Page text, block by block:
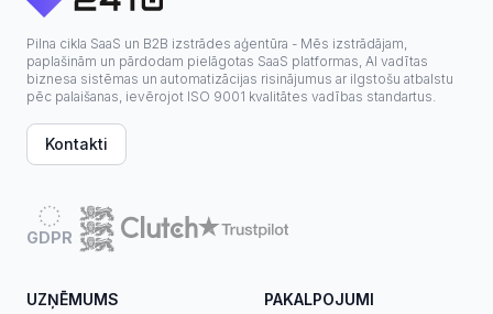
Pilna cikla SaaS un B2B izstrādes aģentūra - Mēs izstrādājam,
paplašinām un pārdodam pielāgotas SaaS platformas, AI vadītas
biznesa sistēmas un automatizācijas risinājumus ar ilgstošu atbalstu
pēc palaišanas, ievērojot ISO 9001 kvalitātes vadības standartus.
Kontakti
GDPR
UZŅĒMUMS PAKALPOJUMI